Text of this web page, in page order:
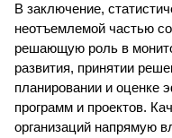
В заключение,
неотъемлемой частью
решающую роль в
развития, принятии
планировании и оценке
программ и проектов.
организаций напрямую